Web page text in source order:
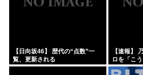
【日向坂46】 歴代の“点数”一
覧、更新される
【速報】
ロを「こ
ｗｗｗｗ